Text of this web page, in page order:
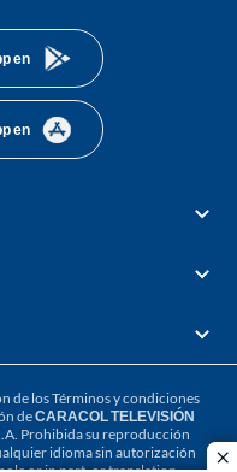
en
en
de losTérminos y condiciones
deCARACOL TELEVISIÓN
Prohibida su reproducción
idioma sin autorización